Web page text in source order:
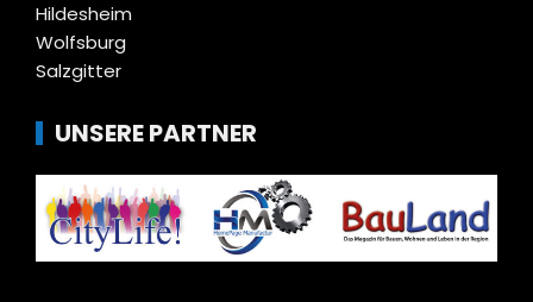
Hildesheim
Wolfsburg
Salzgitter
UNSERE PARTNER